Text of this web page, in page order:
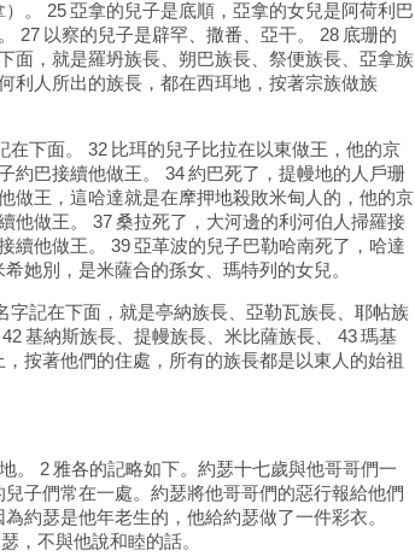
。 25 亞拿的兒子是底順，亞拿的女兒是阿荷利巴
27 以察的兒子是辟罕、撒番、亞干。 28 底珊的
面，就是羅坍族長、朔巴族長、祭便族長、亞拿族
利人所出的族長，都在西珥地，按著宗族做族
下面。 32 比珥的兒子比拉在以東做王，他的京
約巴接續他做王。 34 約巴死了，提幔地的人戶珊
做王，這哈達就是在摩押地殺敗米甸人的，他的京
他做王。 37 桑拉死了，大河邊的利河伯人掃羅接
續他做王。 39 亞革波的兒子巴勒哈南死了，哈達
她別，是米薩合的孫女、瑪特列的女兒。
記在下面，就是亭納族長、亞勒瓦族長、耶帖族
基納斯族長、提幔族長、米比薩族長、 43 瑪基
按著他們的住處，所有的族長都是以東人的始祖
。 2 雅各的記略如下。約瑟十七歲與他哥哥們一
子們常在一處。約瑟將他哥哥們的惡行報給他們
約瑟是他年老生的，他給約瑟做了一件彩衣。
，不與他說和睦的話。